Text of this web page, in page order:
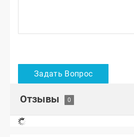
Отзывы